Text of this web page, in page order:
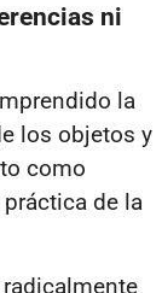
ni
la
los objetos y
como
de la